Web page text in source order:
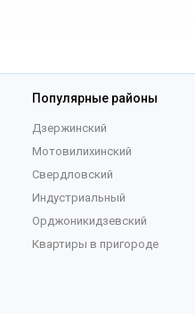
Популярные районы
Дзержинский
Мотовилихинский
Свердловский
Индустриальный
Орджоникидзевский
Квартиры в пригороде